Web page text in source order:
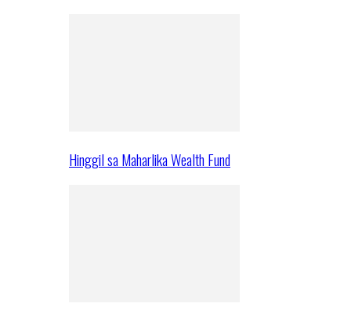
Hinggil sa Maharlika Wealth Fund